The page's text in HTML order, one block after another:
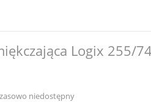
Logix 255/
niedostępny